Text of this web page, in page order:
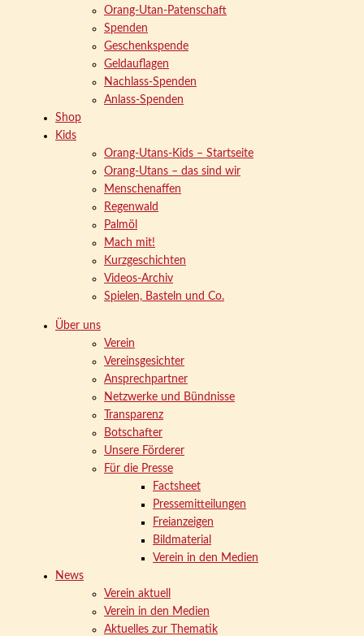
Orang-Utan-Patenschaft
Spenden
Geschenkspende
Geldauflagen
Nachlass-Spenden
Anlass-Spenden
Shop
Kids
Orang-Utans-Kids – Startseite
Orang-Utans – das sind wir
Menschenaffen
Regenwald
Palmöl
Mach mit!
Kurzgeschichten
Videos-Archiv
Spielen, Basteln und Co.
Über uns
Verein
Vereinsgesichter
Ansprechpartner
Netzwerke und Bündnisse
Transparenz
Botschafter
Unsere Förderer
Für die Presse
Factsheet
Pressemitteilungen
Freianzeigen
Bildmaterial
Verein in den Medien
News
Verein aktuell
Verein in den Medien
Aktuelles zur Thematik